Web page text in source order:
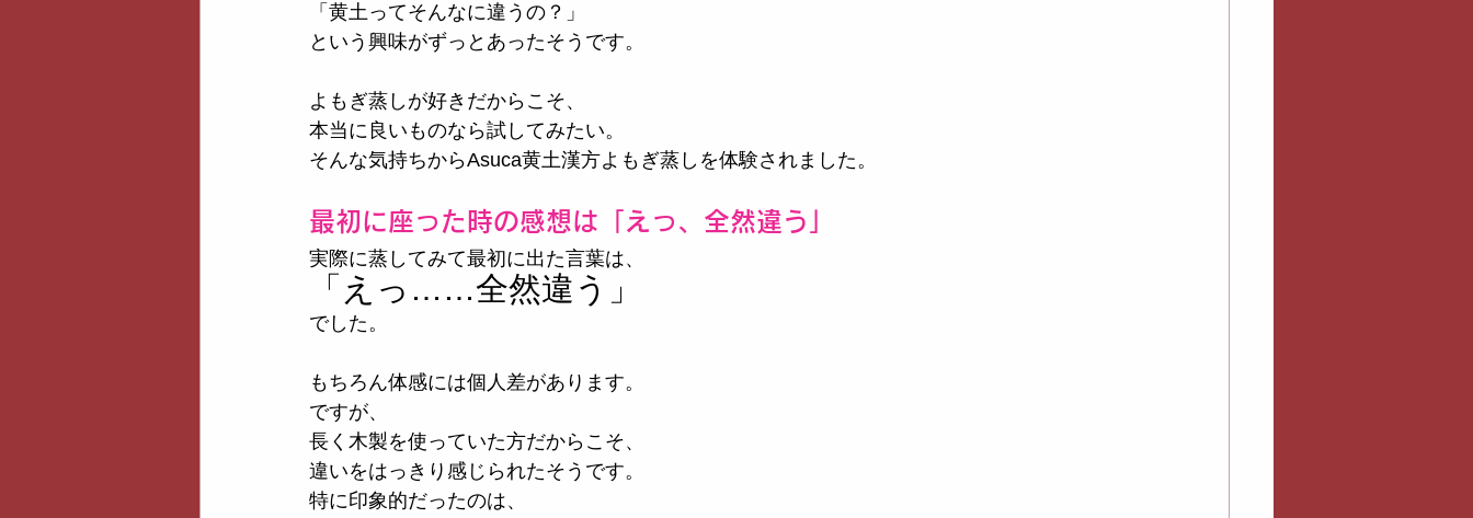
「黄土ってそんなに違うの？」
という興味がずっとあったそうです。
よもぎ蒸しが好きだからこそ、
本当に良いものなら試してみたい。
そんな気持ちからAsuca黄土漢方よもぎ蒸しを体験されました。
最初に座った時の感想は「えっ、全然違う」
実際に蒸してみて最初に出た言葉は、
「えっ……全然違う」
でした。
もちろん体感には個人差があります。
ですが、
長く木製を使っていた方だからこそ、
違いをはっきり感じられたそうです。
特に印象的だったのは、